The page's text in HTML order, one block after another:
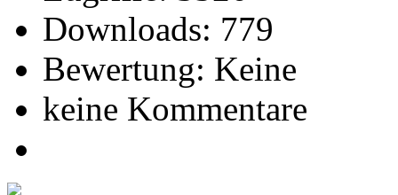
Downloads: 779
Bewertung: Keine
keine Kommentare